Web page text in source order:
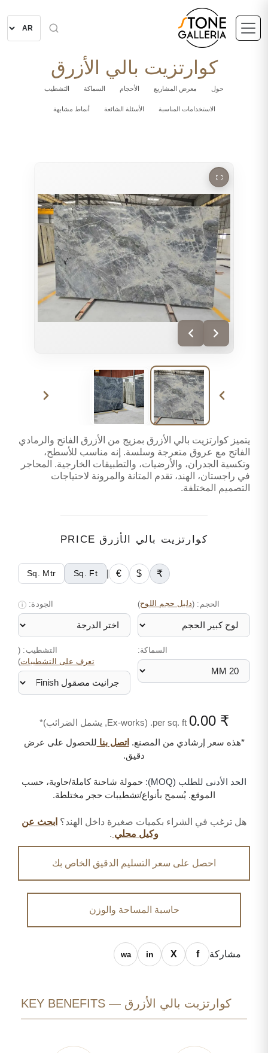
كوارتزيت بالي الأزرق
حول معرض المشاريع الأحجام السماكة التشطيب
الاستخدامات المناسبة الأسئلة الشائعة أنماط مشابهة
يتميز كوارتزيت بالي الأزرق بمزيج من الأزرق الفاتح والرمادي
الفاتح مع عروق متعرجة وسلسة. إنه مناسب للأسطح،
وتكسية الجدران، والأرضيات، والتطبيقات الخارجية. المحاجر
في راجستان، الهند، تقدم المتانة والمرونة لاحتياجات
التصميم المختلفة.
كوارتزيت بالي الأزرق PRICE
₹
$
€
Sq. Ft
Sq. Mtr
الحجم: (دليل حجم اللوح) الجودة: i
السماكة: التشطيب: (
تعرف على التشطيبات)
₹ 0.00
per sq. ft. (Ex-works, يشمل الضرائب)*
*هذه سعر إرشادي من المصنع. اتصل بنا للحصول على عرض
دقيق.
الحد الأدنى للطلب (MOQ):
حمولة شاحنة كاملة/حاوية، حسب
الموقع. يُسمح بأنواع/تشطيبات حجر مختلطة.
هل ترغب في الشراء بكميات صغيرة داخل الهند؟ ابحث عن
وكيل محلي .
احصل على سعر التسليم الدقيق الخاص بك
حاسبة المساحة والوزن
مشاركة
كوارتزيت بالي الأزرق — KEY BENEFITS